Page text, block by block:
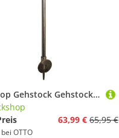
Stockshop Gehstock Gehstock Sitzstock Trapez, Leichtmet., höhenverst.
63,99 € 65,95 €
OTTO